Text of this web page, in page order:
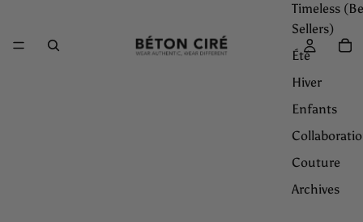
Timeless
Sellers)
Été
Hiver
Enfants
Couture
Archives